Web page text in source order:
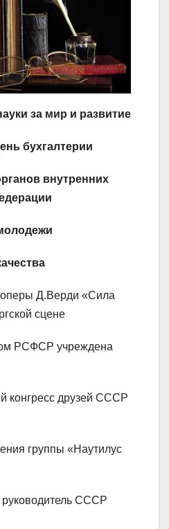
за мир и развитие
бухгалтерии
внутренних
Д.Верди «Сила
сцене
РСФСР учреждена
конгресс друзей СССР
группы «Наутилус
руководитель СССР